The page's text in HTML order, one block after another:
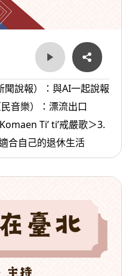
聞說報）：與AI一起說報
Ti’ ti’戒嚴歌＞3.
合自己的退休生活